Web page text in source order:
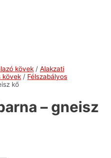
kövek / Alakzati
kövek / Félszabályos
kő
– gneisz